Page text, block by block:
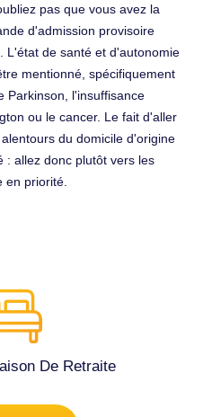
pas que vous avez la
d'admission provisoire
L'état de santé et d'autonomie
mentionné, spécifiquement
Parkinson, l'insuffisance
ou le cancer. Le fait d'aller
du domicile d'origine
: allez donc plutôt vers les
en priorité.
De Retraite